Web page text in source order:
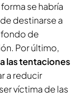
se habría
destinarse a
de
Por último,
las tentaciones
a reducir
víctima de las